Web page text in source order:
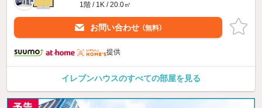
1階 / 1K / 20.0㎡
お問い合わせ （無料）
提供
イレブンハウスのすべての部屋を見る